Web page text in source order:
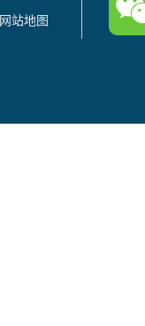
网站地图